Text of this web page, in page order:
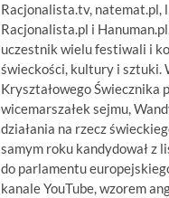
Racjonalista.tv, natemat.pl,
Racjonalista.pl i
uczestnik wielu festiwali i
świeckości, kultury i sztuki.
Kryształowego Świecznika
wicemarszałek sejmu,
działania na rzecz
samym roku kandydował z
do parlamentu
kanale YouTube, wzorem